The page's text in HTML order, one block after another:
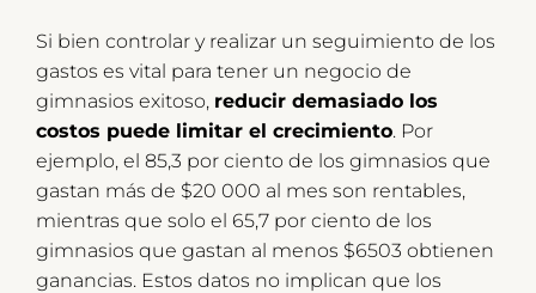
Si bien controlar y realizar un seguimiento de los
gastos es vital para tener un negocio de
gimnasios exitoso, reducir demasiado los
costos puede limitar el crecimiento. Por
ejemplo, el 85,3 por ciento de los gimnasios que
gastan más de $20 000 al mes son rentables,
mientras que solo el 65,7 por ciento de los
gimnasios que gastan al menos $6503 obtienen
ganancias. Estos datos no implican que los